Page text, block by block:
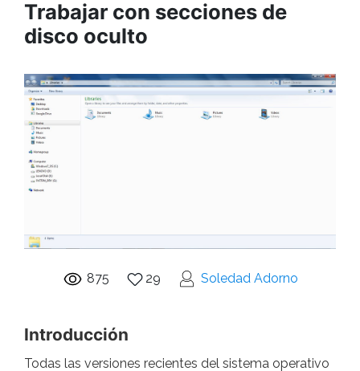
Trabajar con secciones de
disco oculto
875 29 Soledad Adorno
Introducción
Todas las versiones recientes del sistema operativo